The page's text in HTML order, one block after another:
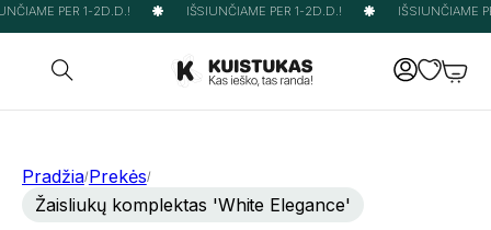
PER 1-2D.D.! IŠSIUNČIAME PER 1-2D.D.! IŠSIUNČIAME
Pradžia/Prekės/
Žaisliukų komplektas 'White Elegance'